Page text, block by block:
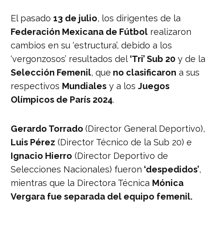
El pasado13 de julio, los dirigentes de la
Federación Mexicana de Fútbol realizaron
cambios en su ‘estructura’, debido a los
‘vergonzosos’ resultados del ‘Tri’ Sub 20 y de la
Selección Femenil, que no clasificaron a sus
respectivos Mundiales y a losJuegos
Olímpicos de París 2024.
Gerardo Torrado(Director General Deportivo),
Luis Pérez (Director Técnico de la Sub 20) e
Ignacio Hierro (Director Deportivo de
Selecciones Nacionales) fueron ‘despedidos’,
mientras que la Directora Técnica Mónica
Vergara fue separada del equipo femenil.